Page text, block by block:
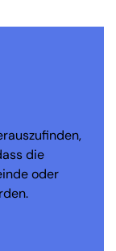
die
oder